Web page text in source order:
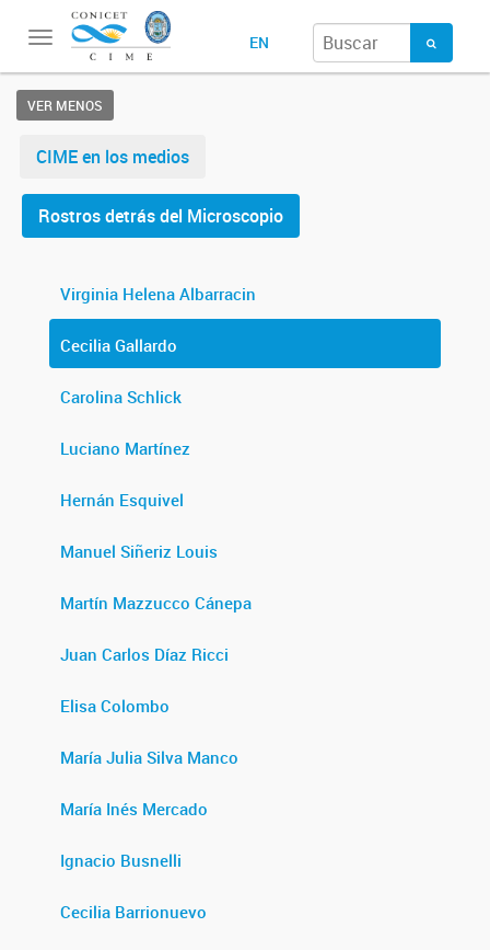
Toggle
navigation
EN
VER MENOS
CIME en los medios
Rostros detrás del Microscopio
Virginia Helena Albarracin
Cecilia Gallardo
Carolina Schlick
Luciano Martínez
Hernán Esquivel
Manuel Siñeriz Louis
Martín Mazzucco Cánepa
Juan Carlos Díaz Ricci
Elisa Colombo
María Julia Silva Manco
María Inés Mercado
Ignacio Busnelli
Cecilia Barrionuevo